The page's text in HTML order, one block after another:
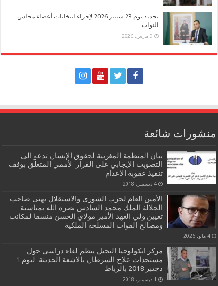
تحديد يوم 23 شتنبر 2026 لإجراء انتخابات أعضاء مجلس
النواب
9 مارس، 2026
منشورات شائعة
بيان المنظمة المغربية لحقوق الإنسان تدعو الى
التصويت الإيجابي على القرار الأممي المتعلق بوقف
تنفيذ عقوبة الإعدام
4 ديسمبر، 2018
الأمين العام لحزب الشورى والاستقلال يهنئ صاحب
الجلالة الملك محمد السادس نصره الله بمناسبة
تعيين ولي العهد الأمير مولاي الحسن منسقا لمكاتب
ومصالح القوات المسلحة الملكية
4 مايو، 2026
مركز انكولوجيا النخيل ينظم لقاء دراسي حول
مستجدات علاج السرطان بالاشعة الحديتة اليوم 1
دجنبر 2018 بالرباط
1 ديسمبر، 2018